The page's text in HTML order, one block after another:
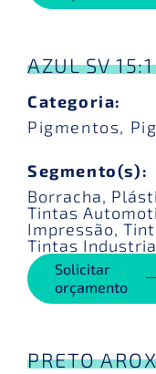
AZUL SV 15:1
Categoria:
Pigmentos,
Segmento(s):
Borracha,
Tintas
Impressão,
Tintas
Solicitar
orçamento
PRETO